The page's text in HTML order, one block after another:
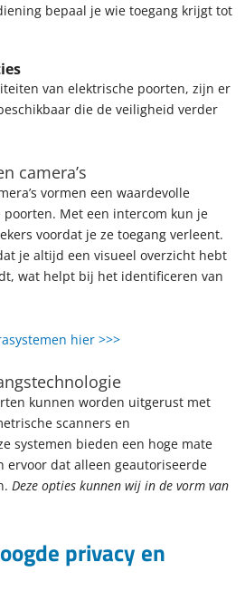
bepaal je wie toegang krijgt tot
van elektrische poorten, zijn er
die de veiligheid verder
camera’s
vormen een waardevolle
Met een intercom kun je
voordat je ze toegang verleent.
je altijd een visueel overzicht hebt
wat helpt bij het identificeren van
hier >>>
kunnen worden uitgerust met
scanners en
systemen bieden een hoge mate
ervoor dat alleen geautoriseerde
Deze opties kunnen wij in de vorm van
privacy en